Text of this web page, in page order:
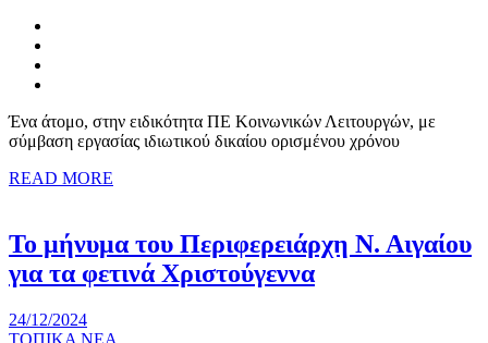
Ένα άτομο, στην ειδικότητα ΠΕ Κοινωνικών Λειτουργών, με
σύμβαση εργασίας ιδιωτικού δικαίου ορισμένου χρόνου
READ MORE
Το μήνυμα του Περιφερειάρχη Ν. Αιγαίου
για τα φετινά Χριστούγεννα
24/12/2024